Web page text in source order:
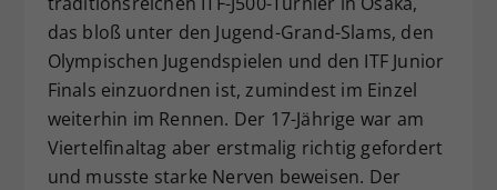
das bloß unter den Jugend-Grand-Slams, den
Olympischen Jugendspielen und den ITF Junior
Finals einzuordnen ist, zumindest im Einzel
weiterhin im Rennen. Der 17-Jährige war am
Viertelfinaltag aber erstmalig richtig gefordert
und musste starke Nerven beweisen. Der
Zweck
Dieser Wert speichert Ihre Consent-
Einstellungen. Unter anderem eine
zufällig generierte ID, für die
historische Speicherung Ihrer
vorgenommen Einstellungen, falls der
Webseiten-Betreiber dies eingestellt
hat.